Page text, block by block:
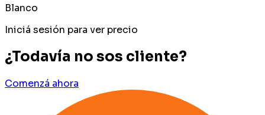
Blanco
Iniciá sesión para ver precio
¿Todavía no sos cliente?
Comenzá ahora